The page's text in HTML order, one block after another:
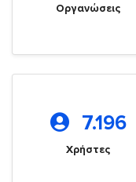
Οργανώσεις
7.196
Χρήστες